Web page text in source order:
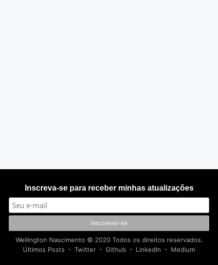
Inscreva-se para receber minhas atualizações
Wellington Nascimento © 2020 Todos os direitos reservados.
Últimos Posts
Twitter Github LinkedIn Medium